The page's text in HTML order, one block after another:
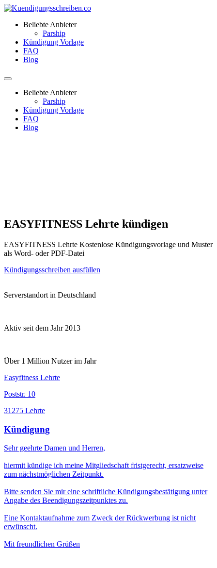
Beliebte Anbieter
Parship
Kündigung Vorlage
FAQ
Blog
Beliebte Anbieter
Parship
Kündigung Vorlage
FAQ
Blog
EASYFITNESS Lehrte kündigen
EASYFITNESS Lehrte Kostenlose Kündigungsvorlage und Muster
als Word- oder PDF-Datei
Kündigungsschreiben ausfüllen
Serverstandort in Deutschland
Aktiv seit dem Jahr 2013
Über 1 Million Nutzer im Jahr
Easyfitness Lehrte
Poststr. 10
31275 Lehrte
Kündigung
Sehr geehrte Damen und Herren,
hiermit kündige ich meine Mitgliedschaft fristgerecht, ersatzweise
zum nächstmöglichen Zeitpunkt.
Bitte senden Sie mir eine schriftliche Kündigungsbestätigung unter
Angabe des Beendigungszeitpunktes zu.
Eine Kontaktaufnahme zum Zweck der Rückwerbung ist nicht
erwünscht.
Mit freundlichen Grüßen